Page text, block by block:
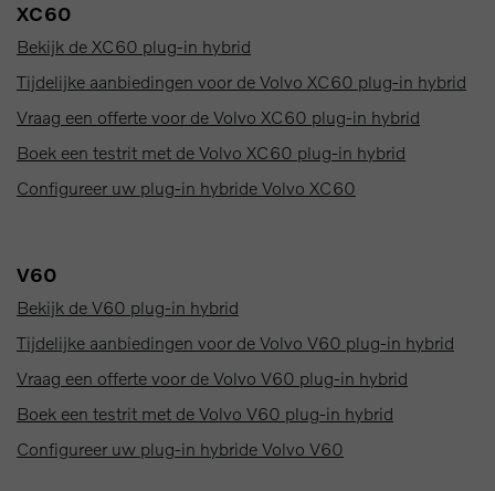
XC60
Bekijk de XC60 plug-in hybrid
Tijdelijke aanbiedingen voor de Volvo XC60 plug-in hybrid
Vraag een offerte voor de Volvo XC60 plug-in hybrid
Boek een testrit met de Volvo XC60 plug-in hybrid
Configureer uw plug-in hybride Volvo XC60
V60
Bekijk de V60 plug-in hybrid
Tijdelijke aanbiedingen voor de Volvo V60 plug-in hybrid
Vraag een offerte voor de Volvo V60 plug-in hybrid
Boek een testrit met de Volvo V60 plug-in hybrid
Configureer uw plug-in hybride Volvo V60